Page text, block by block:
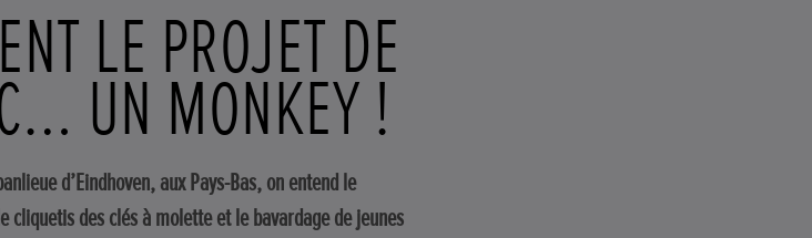
LE PROJET DE
UN MONKEY !
d’Eindhoven, aux Pays-Bas, on entend le
cliquetis des clés à molette et le bavardage de jeunes